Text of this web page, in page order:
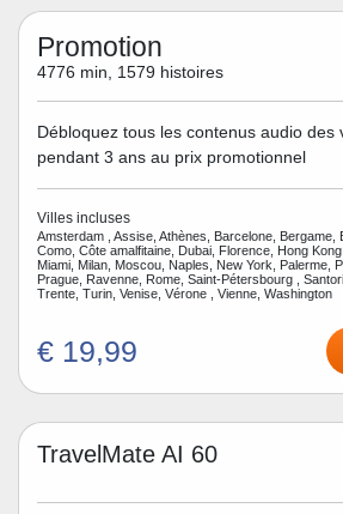
Promotion
4776 min, 1579 histoires
Débloquez tous les contenus audio des
pendant 3 ans au prix promotionnel
Villes incluses
Amsterdam , Assise, Athènes, Barcelone, Bergame,
Como, Côte amalfitaine, Dubai, Florence, Hong
Miami, Milan, Moscou, Naples, New York, Palerme,
Prague, Ravenne, Rome, Saint-Pétersbourg ,
Trente, Turin, Venise, Vérone , Vienne, Washington
€ 19,99
TravelMate AI 60